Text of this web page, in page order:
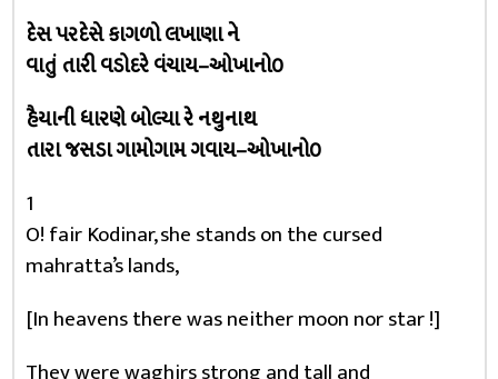
દેસ પરદેસે કાગળો લખાણા ને
વાતું તારી વડોદરે વંચાય–ઓખાનો૦
હૈયાની ધારણે બોલ્યા રે નથુનાથ
તારા જસડા ગામોગામ ગવાય–ઓખાનો૦
1
O! fair Kodinar, she stands on the cursed
mahratta’s lands,
[In heavens there was neither moon nor star !]